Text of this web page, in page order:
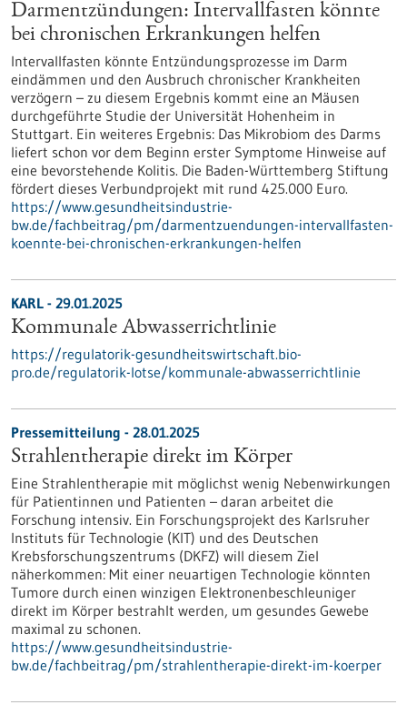
Darmentzündungen: Intervallfasten könnte
bei chronischen Erkrankungen helfen
Intervallfasten könnte Entzündungsprozesse im Darm
eindämmen und den Ausbruch chronischer Krankheiten
verzögern – zu diesem Ergebnis kommt eine an Mäusen
durchgeführte Studie der Universität Hohenheim in
Stuttgart. Ein weiteres Ergebnis: Das Mikrobiom des Darms
liefert schon vor dem Beginn erster Symptome Hinweise auf
eine bevorstehende Kolitis. Die Baden-Württemberg Stiftung
fördert dieses Verbundprojekt mit rund 425.000 Euro.
https://www.gesundheitsindustrie-
bw.de/fachbeitrag/pm/darmentzuendungen-intervallfasten-
koennte-bei-chronischen-erkrankungen-helfen
KARL - 29.01.2025
Kommunale Abwasserrichtlinie
https://regulatorik-gesundheitswirtschaft.bio-
pro.de/regulatorik-lotse/kommunale-abwasserrichtlinie
Pressemitteilung - 28.01.2025
Strahlentherapie direkt im Körper
Eine Strahlentherapie mit möglichst wenig Nebenwirkungen
für Patientinnen und Patienten – daran arbeitet die
Forschung intensiv. Ein Forschungsprojekt des Karlsruher
Instituts für Technologie (KIT) und des Deutschen
Krebsforschungszentrums (DKFZ) will diesem Ziel
näherkommen: Mit einer neuartigen Technologie könnten
Tumore durch einen winzigen Elektronenbeschleuniger
direkt im Körper bestrahlt werden, um gesundes Gewebe
maximal zu schonen.
https://www.gesundheitsindustrie-
bw.de/fachbeitrag/pm/strahlentherapie-direkt-im-koerper